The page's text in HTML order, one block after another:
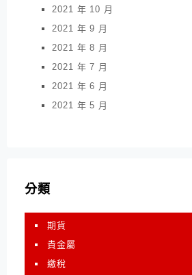
2021 年 10 月
2021 年 9 月
2021 年 8 月
2021 年 7 月
2021 年 6 月
2021 年 5 月
分類
期貨
貴金屬
繳稅